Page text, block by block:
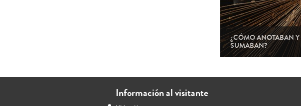
¿CÓMO ANOTABAN Y
SUMABAN?
Información al visitante